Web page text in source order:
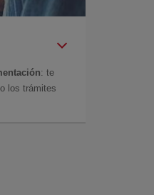
: te
los trámites